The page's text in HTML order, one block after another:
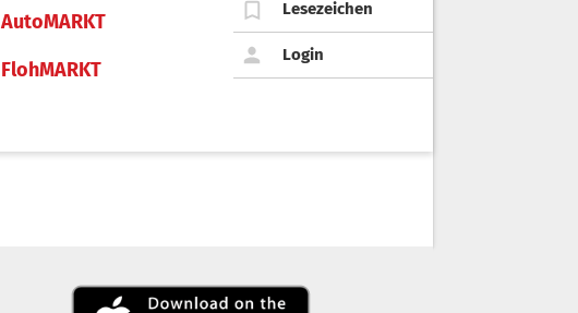
AutoMARKT
FlohMARKT
Lesezeichen
Login